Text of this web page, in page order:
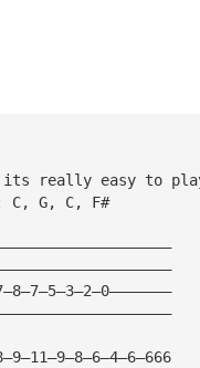
its really easy to
C, G, C, F#